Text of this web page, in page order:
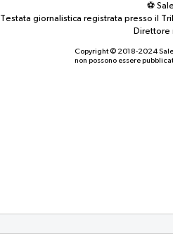
⚽
Testata giornalistica registrata presso il
Direttore
Copyright © 2018-2024
non possono essere